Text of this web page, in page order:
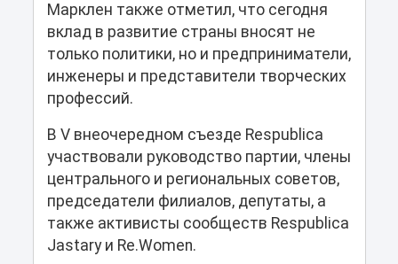
Марклен также отметил, что сегодня
вклад в развитие страны вносят не
только политики, но и предприниматели,
инженеры и представители творческих
профессий.
В V внеочередном съезде Respublica
участвовали руководство партии, члены
центрального и региональных советов,
председатели филиалов, депутаты, а
также активисты сообществ Respublica
Jastary и Re.Women.